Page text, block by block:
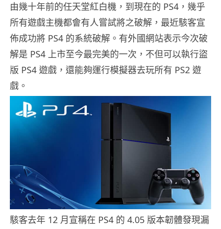
由幾十年前的任天堂紅白機，到現在的 PS4，幾乎
所有遊戲主機都會有人嘗試將之破解，最近駭客宣
佈成功將 PS4 的系統破解。有外國網站表示今次破
解是 PS4 上市至今最完美的一次，不但可以執行盜
版 PS4 遊戲，還能夠運行模擬器去玩所有 PS2 遊
戲。
駭客去年 12 月宣稱在 PS4 的 4.05 版本韌體發現漏